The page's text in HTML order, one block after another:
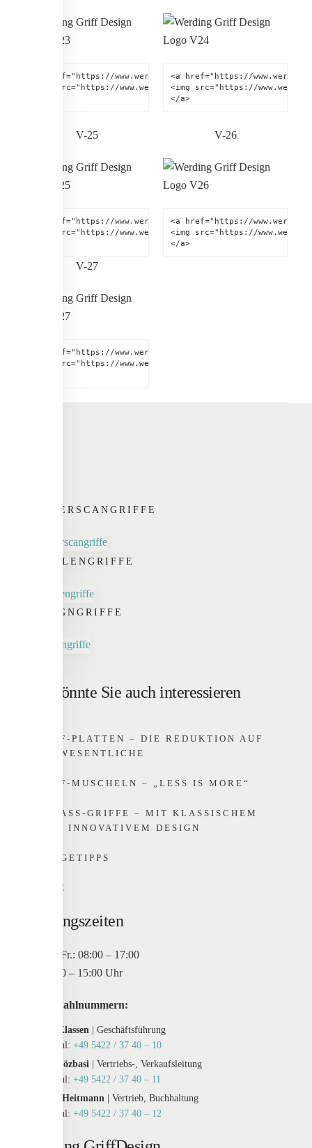
<a href="https://www.werding.de" title="Werding Griff-
<img src="https://www.werding.de/images/werding-griff-
<a href="https://
<img src="https://
</a>
V-25
<a href="https://www.werding.de" title="Werding Griff-
<img src="https://www.werding.de/images/werding-griff-
V-26
<a href="https://
<img src="https://
</a>
V-27
<a href="https://www.werding.de" title="Werding Griff-
<img src="https://www.werding.de/images/werding-griff-
FINGERSCANGRIFFE
SCHALENGRIFFE
DESIGNGRIFFE
Das könnte Sie auch interessieren
GRIFF-PLATTEN – DIE REDUKTION AUF
DAS WESENTLICHE
GRIFF-MUSCHELN – „LESS IS MORE“
EINLASS-GRIFFE – MIT KLASSISCHEM O
DER INNOVATIVEM DESIGN
PFLEGETIPPS
HOME
Öffnungszeiten
Mo. bis Fr.: 08:00 – 17:00
Sa: 10:00 – 15:00 Uhr
Durchwahlnummern:
Maxim Klassen | Geschäftsführung
Durchwahl: +49 5422 / 37 40 – 10
Tayfur Gözbasi | Vertriebs-, Verkaufsleitung
Durchwahl: +49 5422 / 37 40 – 11
Susanne Heitmann | Vertrieb, Buchhaltung
Durchwahl: +49 5422 / 37 40 – 12